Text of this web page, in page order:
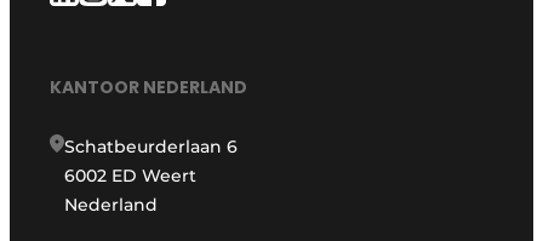
KANTOOR NEDERLAND
Schatbeurderlaan 6
6002 ED Weert
Nederland